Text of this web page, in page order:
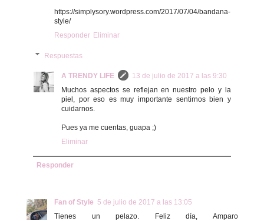
https://simplysory.wordpress.com/2017/07/04/bandana-
style/
Responder Eliminar
Respuestas
A TRENDY LIFE
13 de julio de 2017 a las 9:30
Muchos aspectos se reflejan en nuestro pelo y la
piel, por eso es muy importante sentirnos bien y
cuidarnos.
Pues ya me cuentas, guapa ;)
Eliminar
Responder
Fan of Style 5 de julio de 2017 a las 13:05
Tienes un pelazo. Feliz día, Amparo